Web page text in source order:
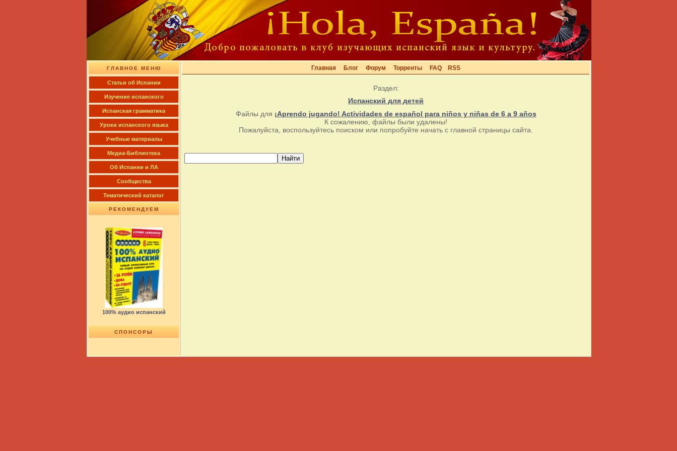
ГЛАВНОЕ МЕНЮ
Cтатьи об Испании
Изучение испанского
Испанская грамматика
Уроки испанского языка
Учебные материалы
Медиа-Библиотека
Об Испании и ЛА
Сообщества
Тематический каталог
РЕКОМЕНДУЕМ
100% аудио испанский
СПОНСОРЫ
Главная Блог Форум Торренты FAQ RSS
Раздел:
Испанский для детей
Файлы для ¡Aprendo jugando! Actividades de español para niños y niñas de 6 a 9 años
К сожалению, файлы были удалены!
Пожалуйста, воспользуйтесь поиском или попробуйте начать с главной страницы сайта.